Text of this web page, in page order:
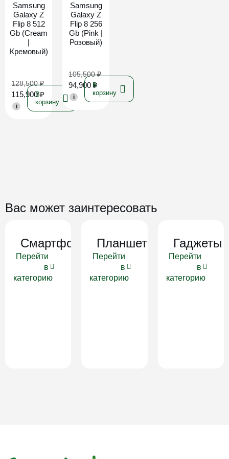
Samsung
Galaxy Z
Flip 8 512
Gb (Cream
|
Кремовый)
128,500₽
115,900₽
i
В
корзину
Samsung
Galaxy Z
Flip 8 256
Gb (Pink |
Розовый)
105,500₽
94,900 ₽
i
В
корзину
Вас может заинтересовать
Смартфоны
Перейти
в
категорию
Планшеты
Перейти
в
категорию
Гаджеты
Перейти
в
категорию